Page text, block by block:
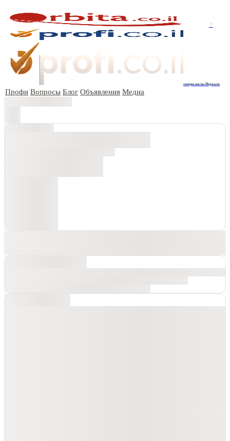
+
специалисты Израиля
Профи Вопросы Блог Объявления Медиа